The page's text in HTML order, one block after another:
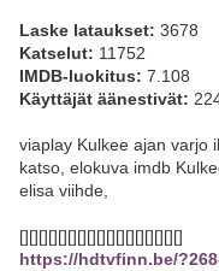
Laske lataukset: 3678
Katselut: 11752
IMDB-luokitus: 7.108
Käyttäjät äänestivät:
viaplay Kulkee ajan varjo
katso, elokuva imdb
elisa viihde,
[][][][][][][][][][][][][][][][][]
https://hdtvfinn.be/